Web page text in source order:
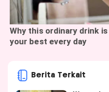
Berita Terkait